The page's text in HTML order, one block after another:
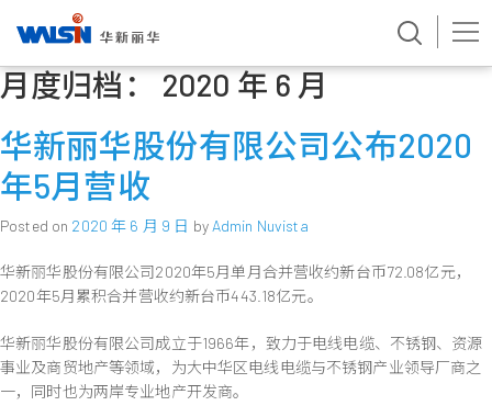
Skip
to月度归档： 2020 年 6 月
华新丽华股份有限公司公布2020
年5月营收
Posted on 2020 年 6 月 9 日 by Admin Nuvista
华新丽华股份有限公司2020年5月单月合并营收约新台币72.08亿元，
2020年5月累积合并营收约新台币443.18亿元。
华新丽华股份有限公司成立于1966年，致力于电线电缆、不锈钢、资源
事业及商贸地产等领域，为大中华区电线电缆与不锈钢产业领导厂商之
一，同时也为两岸专业地产开发商。